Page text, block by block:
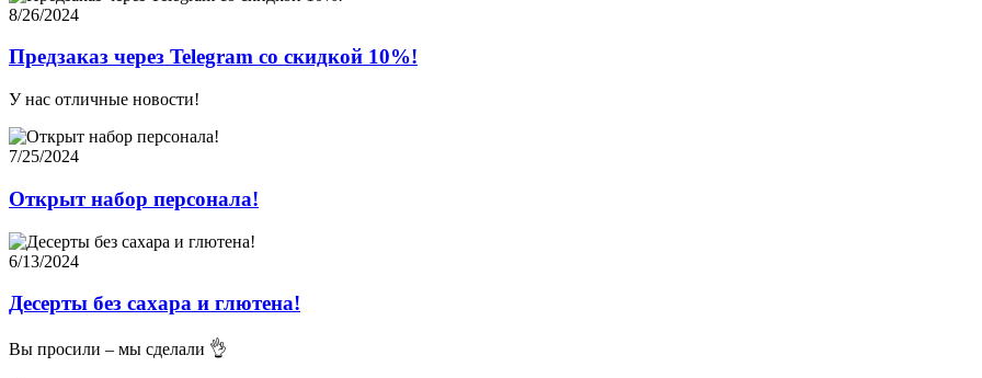
8/26/2024
Предзаказ через Telegram со скидкой 10%!
У нас отличные новости!
7/25/2024
Открыт набор персонала!
6/13/2024
Десерты без сахара и глютена!
Вы просили – мы сделали 👌